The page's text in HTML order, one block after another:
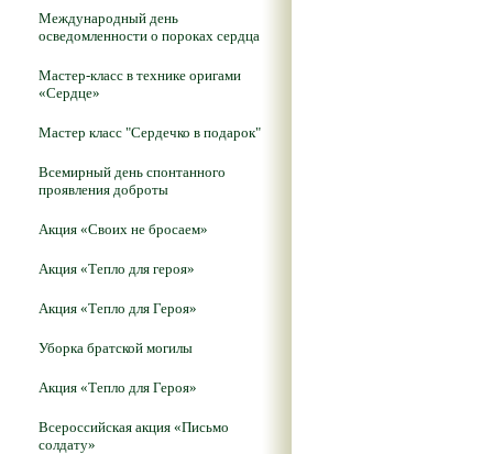
Международный день
осведомленности о пороках сердца
Мастер-класс в технике оригами
«Сердце»
Мастер класс "Сердечко в подарок"
Всемирный день спонтанного
проявления доброты
Акция «Своих не бросаем»
Акция «Тепло для героя»
Акция «Тепло для Героя»
Уборка братской могилы
Акция «Тепло для Героя»
Всероссийская акция «Письмо
солдату»